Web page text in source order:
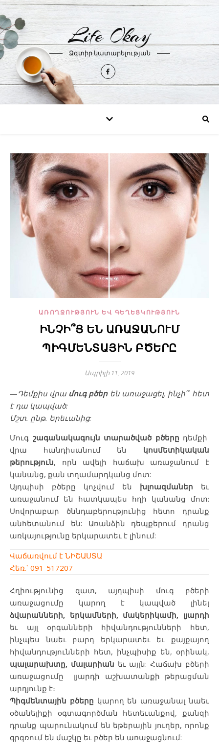
Life Okay
Ձգտիր կատարելության
ԱՌՈՂՋՈՒԹՅՈՒՆ ԵՎ ԳԵՂԵՑԿՈՒԹՅՈՒՆ
ԻՆՉԻ՞Ց ԵՆ ԱՌԱՋԱՆՈՒՄ
ՊԻԳՄԵՆՏԱՅԻՆ ԲԾԵՐԸ
Ապրիլի 11, 2019
—Դեմքիս վրա մուգ բծեր են առաջացել, ինչի՞ հետ
է դա կապված:
Մշտ. ընթ. Երեւանից:
Մուգ շագանակագույն տարածված բծերը դեմքի
վրա հանդիսանում են կոսմետիկական
թերություն, որն ավելի հաճախ առաջանում է
կանանց, քան տղամարդկանց մոտ:
Այդպիսի բծերը կոչվում են խլոազմաներ եւ
առաջանում են հատկապես հղի կանանց մոտ:
Սովորաբար ծննդաբերությունից հետո դրանք
անհետանում են: Առանձին դեպքերում դրանց
առկայությունը երկարատեւ է լինում:
Վաճառվում է ՆԻՇԱՍՏԱ
Հեռ.՝ 091-517207
Հղիությունից զատ, այդպիսի մուգ բծերի
առաջացումը կարող է կապված լինել
ձվարանների, երկամների, մակերիկամի, լյարդի
եւ այլ օրգանների հիվանդությունների հետ,
ինչպես նաեւ բարդ երկարատեւ եւ քայքայող
հիվանդությունների հետ, ինչպիսիք են, օրինակ,
պալարախտը, մալարիան եւ այլն: Հաճախ բծերի
առաջացումը լյարդի աշխատանքի թերացման
արդյունք է։
Պիգմենտային բծերը կարող են առաջանալ նաեւ
օծանելիքի օգտագործման հետեւանքով, քանզի
դրանք պարունակում են եթերային յուղեր, որոնք
գրգռում են մաշկը եւ բծեր են առաջացնում: